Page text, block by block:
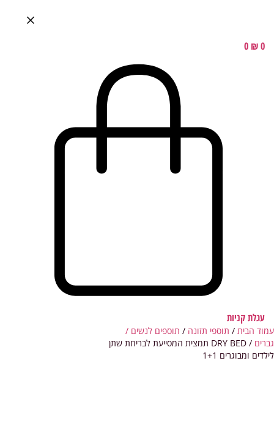
₪0
0
עגלת קניות
עמוד הבית / תוספי תזונה / תוספים לנשים /
גברים
/ DRY BED תמצית המסייעת לבריחת שתן
לילדים ומבוגרים 1+1